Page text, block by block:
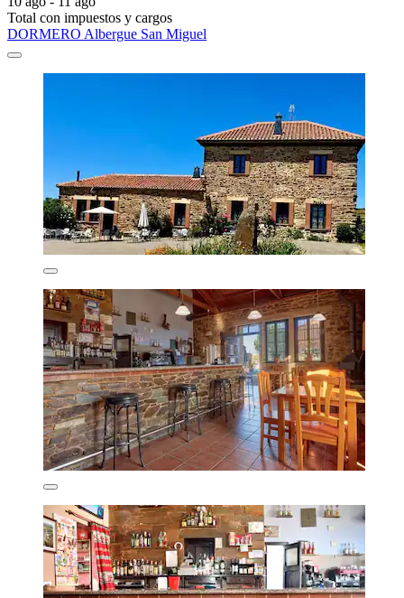
Total con impuestos y cargos
DORMERO Albergue San Miguel